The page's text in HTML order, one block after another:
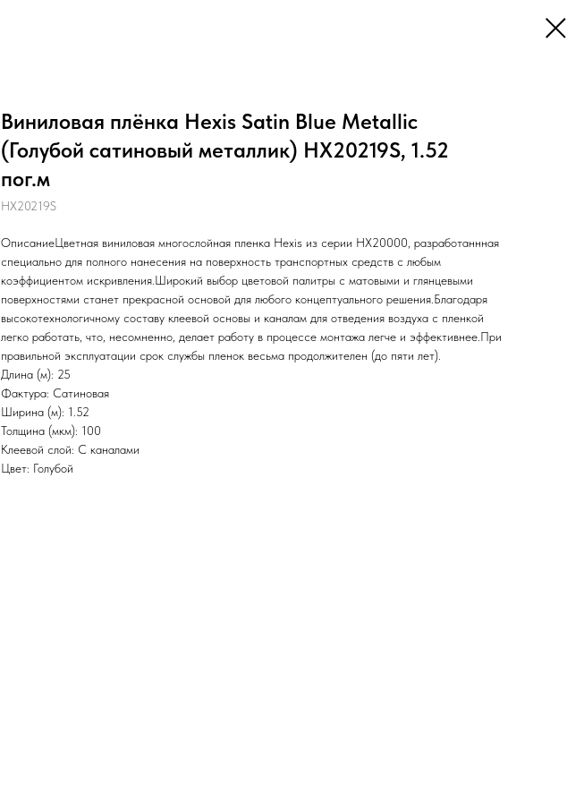
Виниловая плёнка Hexis Satin Blue Metallic
(Голубой сатиновый металлик) HX20219S, 1.52
пог.м
HX20219S
ОписаниеЦветная виниловая многослойная пленка Hexis из серии НХ20000, разработаннная
специально для полного нанесения на поверхность транспортных средств с любым
коэффициентом искривления.Широкий выбор цветовой палитры с матовыми и глянцевыми
поверхностями станет прекрасной основой для любого концептуального решения.Благодаря
высокотехнологичному составу клеевой основы и каналам для отведения воздуха с пленкой
легко работать, что, несомненно, делает работу в процессе монтажа легче и эффективнее.При
правильной эксплуатации срок службы пленок весьма продолжителен (до пяти лет).
Длина (м): 25
Фактура: Сатиновая
Ширина (м): 1.52
Толщина (мкм): 100
Клеевой слой: С каналами
Цвет: Голубой